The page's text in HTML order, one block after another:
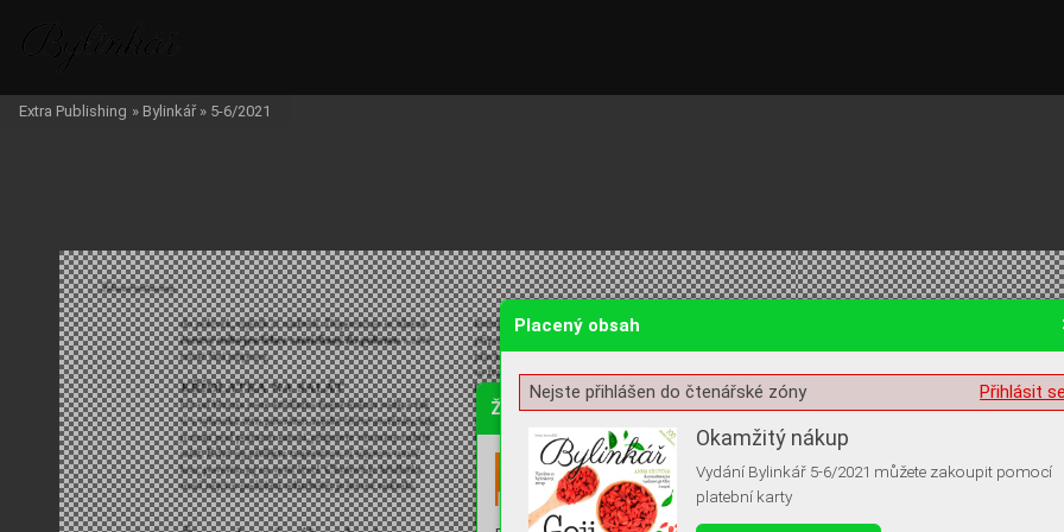
Žádost o souhlas s ukládáním volitelných informací
Extra Publishing » Bylinkář » 5-6/2021
Placený obsah
Přihlásit
Nejste přihlášen do čtenářské zóny
Okamžitý nákup
Vydání Bylinkář 5-6/2021 můžete zakoupit pomocí
platební karty